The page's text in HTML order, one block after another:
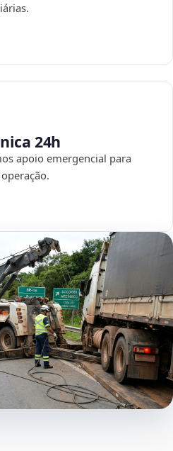
24h
apoio emergencial para